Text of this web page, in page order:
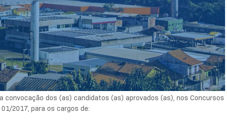
convocação dos (as) candidatos (as) aprovados (as), nos Concursos
2017, para os cargos de: